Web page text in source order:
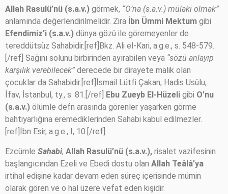
Allah Rasulü’nü (s.a.v.) görmek, “O’na (s.a.v.) mülaki olmak”
anlamında değerlendirilmelidir. Zira İbn Ümmi Mektum gibi
Efendimiz’i (s.a.v.) dünya gözü ile göremeyenler de
tereddütsüz Sahabidir.[ref]Bkz. Ali el-Kari, a.g.e., s. 548-579.
[/ref] Sağını solunu birbirinden ayırabilen veya “sözü anlayıp
karşılık verebilecek” derecede bir dirayete malik olan
çocuklar da Sahabidir.[ref]İsmail Lütfi Çakan, Hadis Usûlu,
İfav, İstanbul, ty., s. 81.[/ref]
Ebu Zueyb El-Hüzeli gibi O’nu
(s.a.v.) ölümle defn arasında görenler yaşarken görme
bahtiyarlığına eremediklerinden Sahabi kabul edilmezler.
[ref]İbn Esir, a.g.e., I, 10.[/ref]
Ezcümle Sahabi; Allah Rasulü’nü (s.a.v.), risalet vazifesinin
başlangıcından Ezeli ve Ebedi dostu olan Allah Teâlâ’ya
irtihal edişine kadar devam eden süreç içerisinde mümin
olarak gören ve o hal üzere vefat eden kişidir.